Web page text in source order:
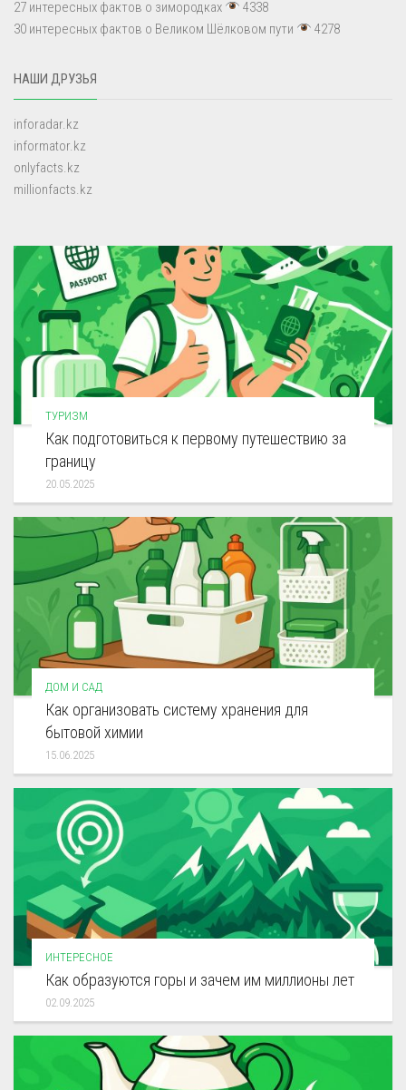
27 интересных фактов о зимородках
4338
30 интересных фактов о Великом Шёлковом пути
4278
НАШИ ДРУЗЬЯ
inforadar.kz
informator.kz
onlyfacts.kz
millionfacts.kz
ТУРИЗМ
Как подготовиться к первому путешествию за
границу
20.05.2025
ДОМ И САД
Как организовать систему хранения для
бытовой химии
15.06.2025
ИНТЕРЕСНОЕ
Как образуются горы и зачем им миллионы лет
02.09.2025